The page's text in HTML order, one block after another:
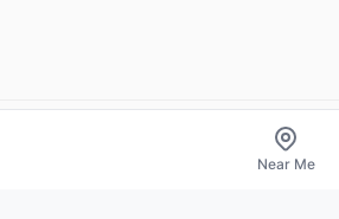
Near Me